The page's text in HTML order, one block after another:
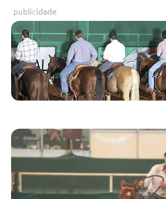
publicidade